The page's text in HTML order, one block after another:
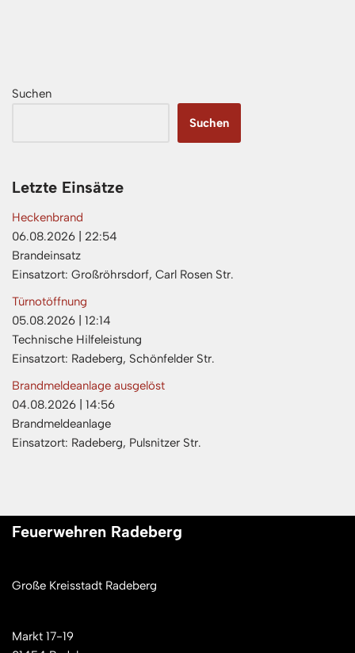
Suchen
Suchen
Letzte Einsätze
Heckenbrand
06.08.2026
22:54
Brandeinsatz
Einsatzort: Großröhrsdorf, Carl Rosen Str.
Türnotöffnung
05.08.2026
12:14
Technische Hilfeleistung
Einsatzort: Radeberg, Schönfelder Str.
Brandmeldeanlage ausgelöst
04.08.2026
14:56
Brandmeldeanlage
Einsatzort: Radeberg, Pulsnitzer Str.
Feuerwehren Radeberg
Große Kreisstadt Radeberg
Markt 17-19